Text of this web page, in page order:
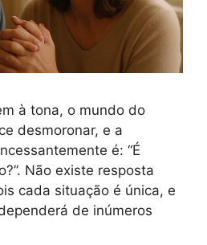
à tona, o mundo do
desmoronar, e a
é: “É
Não existe resposta
cada situação é única, e
de inúmeros